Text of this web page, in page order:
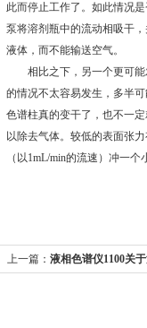
此而停止工作了。如此情况
泵将溶剂瓶中的流动相吸干
液体，而不能输送空气。
相比之下，另一个更可能
的情况不太容易发生，多半
色谱柱真的变干了，也不一
以除去气体。较低的表面张
（以1mL/min的流速）冲一个
上一篇： 液相色谱仪1100关